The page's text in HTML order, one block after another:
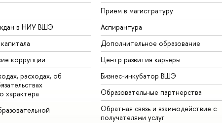
в НИУ ВШЭ
коррупции
расходах, об
характера
Прием в магистратуру
Аспирантура
Дополнительное образование
Центр развития карьеры
Бизнес-инкубатор ВШЭ
Образовательные партнерства
Обратная связь и взаимодействие с
получателями услуг